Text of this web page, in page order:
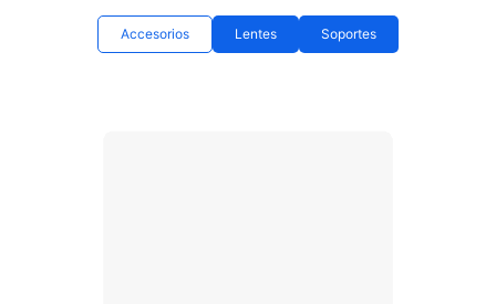
Accesorios Lentes Soportes